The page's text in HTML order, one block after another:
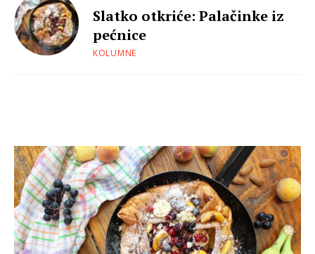
Slatko otkriće: Palačinke iz
pećnice
KOLUMNE